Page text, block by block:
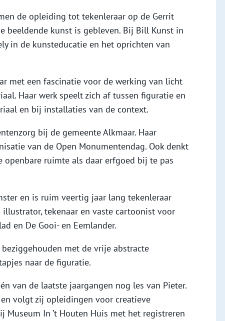
de opleiding tot tekenleraar op de Gerrit
beeldende kunst is gebleven. Bij Bill Kunst in
in de kunsteducatie en het oprichten van
met een fascinatie voor de werking van licht
Haar werk speelt zich af tussen figuratie en
en bij installaties van de context.
bij de gemeente Alkmaar. Haar
van de Open Monumentendag. Ook denkt
ruimte als daar erfgoed bij te pas
en is ruim veertig jaar lang tekenleraar
tekenaar en vaste cartoonist voor
en De Gooi- en Eemlander.
met de vrije abstracte
naar de figuratie.
van de laatste jaargangen nog les van Pieter.
volgt zij opleidingen voor creatieve
Museum In ’t Houten Huis met het registreren